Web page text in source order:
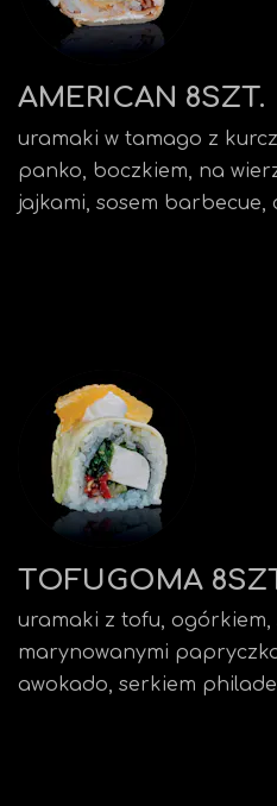
AMERICAN 8SZT.
uramaki w tamago z
panko, boczkiem, na
jajkami, sosem barbecue,
TOFUGOMA
uramaki z tofu, ogórkiem,
marynowanymi
awokado, serkiem